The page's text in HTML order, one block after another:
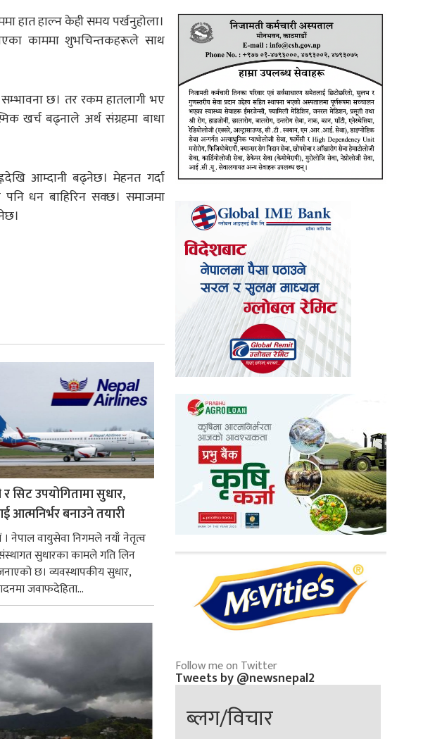
हात हाल्न केही समय पर्खनुहोला।
काममा शुभचिन्तकहरूले साथ
छ। तर रकम हातलागी भए
खर्च बढ्नाले अर्थ संग्रहमा बाधा
आम्दानी बढ्नेछ। मेहनत गर्दा
धन बाहिरिन सक्छ। समाजमा
सिट उपयोगितामा सुधार,
आत्मनिर्भर बनाउने तयारी
। नेपाल वायुसेवा निगमले नयाँ नेतृत्व
सुधारका कामले गति लिन
छ। व्यवस्थापकीय सुधार,
जवाफदेहिता...
Follow me on Twitter
Tweets by @newsnepal2
ब्लग/विचार